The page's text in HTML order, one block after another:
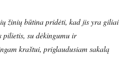
žinių būtina pridėti, kad jis yra giliai
pilietis, su dėkingumu ir
kraštui, priglaudusiam sakalą